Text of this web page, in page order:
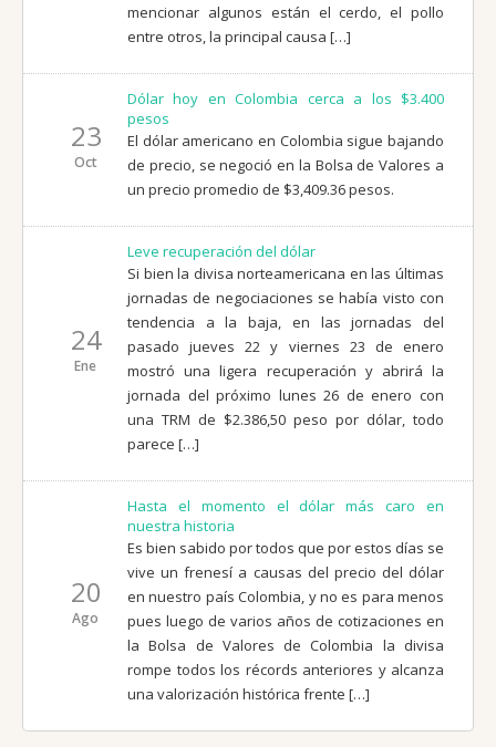
mencionar algunos están el cerdo, el pollo
entre otros, la principal causa […]
23
Oct
Dólar hoy en Colombia cerca a los $3.400
pesos
El dólar americano en Colombia sigue bajando
de precio, se negoció en la Bolsa de Valores a
un precio promedio de $3,409.36 pesos.
24
Ene
Leve recuperación del dólar
Si bien la divisa norteamericana en las últimas
jornadas de negociaciones se había visto con
tendencia a la baja, en las jornadas del
pasado jueves 22 y viernes 23 de enero
mostró una ligera recuperación y abrirá la
jornada del próximo lunes 26 de enero con
una TRM de $2.386,50 peso por dólar, todo
parece […]
20
Ago
Hasta el momento el dólar más caro en
nuestra historia
Es bien sabido por todos que por estos días se
vive un frenesí a causas del precio del dólar
en nuestro país Colombia, y no es para menos
pues luego de varios años de cotizaciones en
la Bolsa de Valores de Colombia la divisa
rompe todos los récords anteriores y alcanza
una valorización histórica frente […]